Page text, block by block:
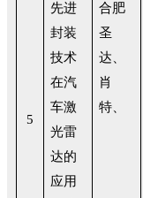
5
先进
封装
技术
在汽
车激
光雷
达的
应用
合肥
圣
达、
肖
特、